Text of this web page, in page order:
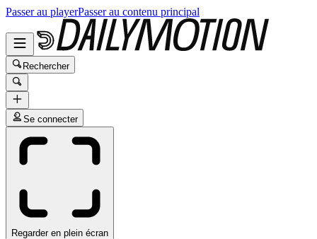
Passer au playerPasser au contenu principal
Rechercher
Se connecter
Regarder en plein écran